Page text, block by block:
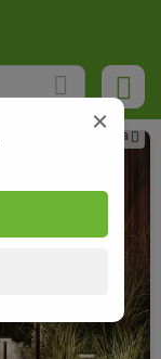
Реклама